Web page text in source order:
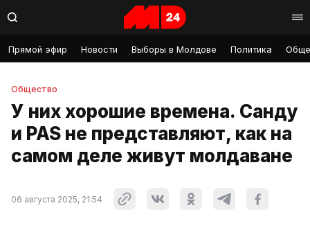
Прямой эфир Новости Выборы в Молдове Политика
Общество
У них хорошие времена. Санду
и PAS не представляют, как на
самом деле живут молдаване
06 августа 2025, 21:54